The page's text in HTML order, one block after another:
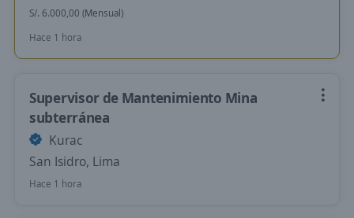
S/. 6.000,00 (Mensual)
Hace 1 hora
Supervisor de Mantenimiento Mina
subterránea
Kurac
San Isidro, Lima
Hace 1 hora